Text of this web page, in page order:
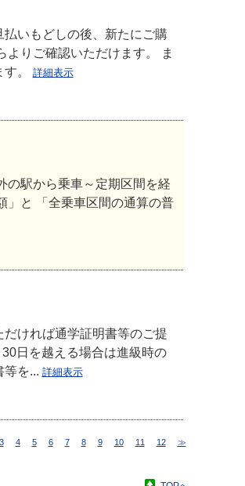
いもどしの後、新たにご購
りご確認いただけます。 ま
。
詳細表示
の駅から乗車～定期区間を経
」と 「全乗車区間の通算の普
ければ通学証明書等のご提
日を越える場合は進級時の
等を... 詳細表示
3 4 5 6 7 8 9 10 11 12 ≫